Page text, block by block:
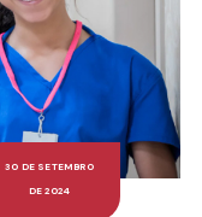
30 DE SETEMBRO
DE 2024